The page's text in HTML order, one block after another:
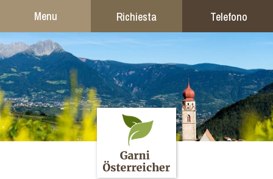
Menu Richiesta Telefono